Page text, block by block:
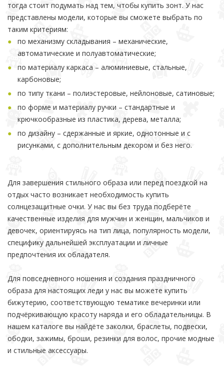
тогда стоит подумать над тем, чтобы купить зонт. У нас
представлены модели, которые вы сможете выбрать по
таким критериям:
по механизму складывания – механические,
автоматические и полуавтоматические;
по материалу каркаса – алюминиевые, стальные,
карбоновые;
по типу ткани – полиэстеровые, нейлоновые, сатиновые;
по форме и материалу ручки – стандартные и
крючкообразные из пластика, дерева, металла;
по дизайну – сдержанные и яркие, однотонные и с
рисунками, с дополнительным декором и без него.
Для завершения стильного образа или перед поездкой на
отдых часто возникает необходимость купить
солнцезащитные очки. У нас вы без труда подберёте
качественные изделия для мужчин и женщин, мальчиков и
девочек, ориентируясь на тип лица, популярность модели,
специфику дальнейшей эксплуатации и личные
предпочтения их обладателя.
Для повседневного ношения и создания праздничного
образа для настоящих леди у нас вы можете купить
бижутерию, соответствующую тематике вечеринки или
подчёркивающую красоту наряда и его обладательницы. В
нашем каталоге вы найдёте заколки, браслеты, подвески,
ободки, зажимы, броши, резинки для волос, прочие модные
и стильные аксессуары.